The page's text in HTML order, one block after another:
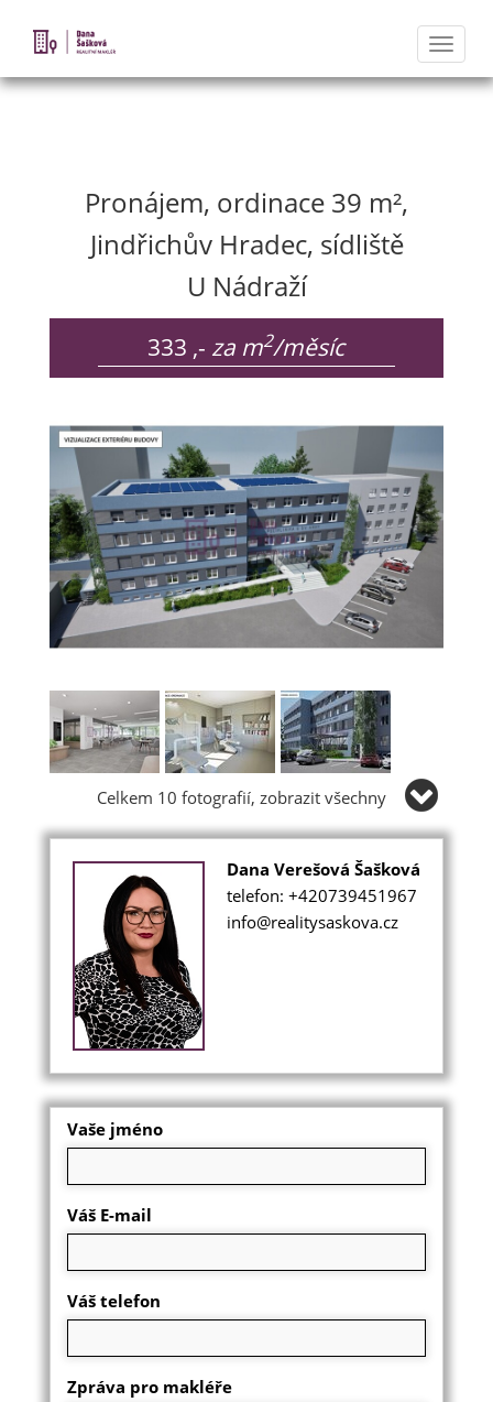
Pronájem, ordinace 39 m²,
Jindřichův Hradec, sídliště
U Nádraží
333 ,- za m2/měsíc
Celkem 10 fotografií, zobrazit všechny
Dana Verešová Šašková
telefon: +420739451967
info@realitysaskova.cz
Vaše jméno
Váš E-mail
Váš telefon
Zpráva pro makléře